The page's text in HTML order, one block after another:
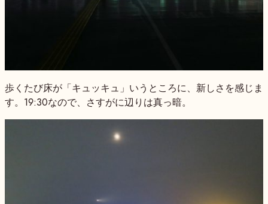
歩くたび床が「キュッキュ」いうところに、新しさを感じま
す。19:30なので、さすがに辺りは真っ暗。